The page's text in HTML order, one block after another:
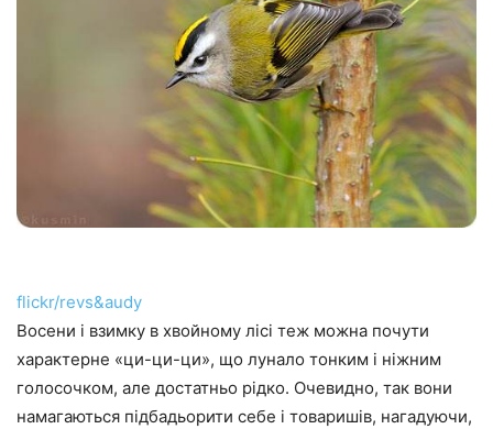
flickr/revs&audy
Восени і взимку в хвойному лісі теж можна почути
характерне «ци-ци-ци», що лунало тонким і ніжним
голосочком, але достатньо рідко. Очевидно, так вони
намагаються підбадьорити себе і товаришів, нагадуючи,